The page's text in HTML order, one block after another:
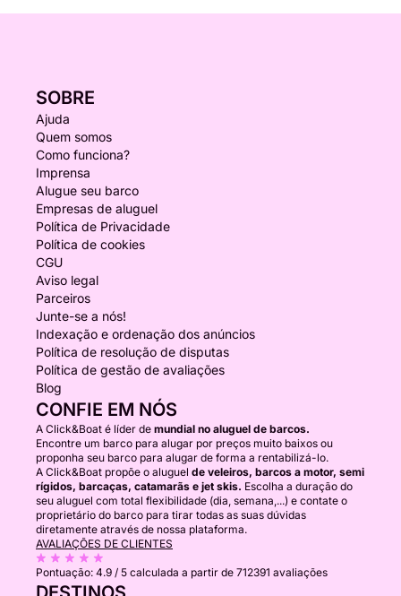
SOBRE
Ajuda
Quem somos
Como funciona?
Imprensa
Alugue seu barco
Empresas de aluguel
Política de Privacidade
Política de cookies
CGU
Aviso legal
Parceiros
Junte-se a nós!
Indexação e ordenação dos anúncios
Política de resolução de disputas
Política de gestão de avaliações
Blog
CONFIE EM NÓS
A Click&Boat é líder de mundial no aluguel de barcos.
Encontre um barco para alugar por preços muito baixos ou
proponha seu barco para alugar de forma a rentabilizá-lo.
A Click&Boat propõe o aluguel de veleiros, barcos a motor, semi
rígidos, barcaças, catamarãs e jet skis. Escolha a duração do
seu aluguel com total flexibilidade (dia, semana,...) e contate o
proprietário do barco para tirar todas as suas dúvidas
diretamente através de nossa plataforma.
AVALIAÇÕES DE CLIENTES
Pontuação: 4.9 / 5 calculada a partir de 712391 avaliações